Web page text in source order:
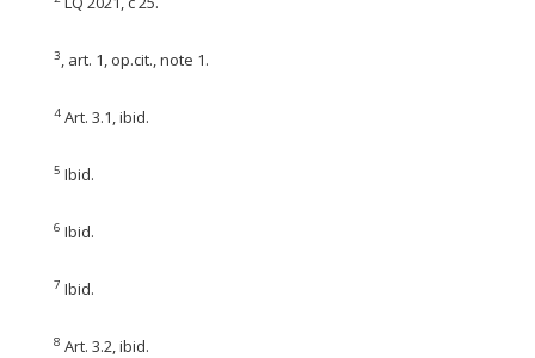
3, art. 1, op.cit., note 1.
4 Art. 3.1, ibid.
5 Ibid.
6 Ibid.
7 Ibid.
8 Art. 3.2, ibid.